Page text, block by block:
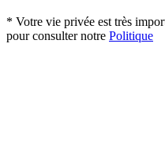
* Votre vie privée est très
pour consulter notre Politique